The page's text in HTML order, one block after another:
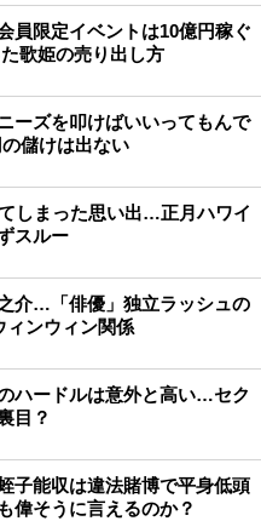
員限定イベントは10億円稼ぐ
歌姫の売り出し方
ーズを叩けばいいってもんで
儲けは出ない
しまった思い出…正月ハワイ
スルー
介…「俳優」独立ラッシュの
ィンウィン関係
ハードルは意外と高い…セク
目？
子能収は違法賭博で平身低頭
偉そうに言えるのか？